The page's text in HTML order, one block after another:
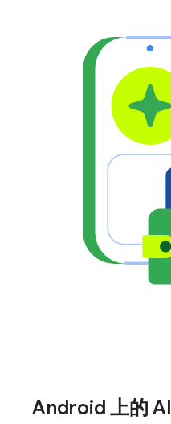
Android 上的 AI